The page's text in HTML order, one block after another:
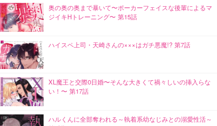
奥の奥の奥まで暴いて〜ポーカーフェイスな後輩によるマ
ジイキHトレーニング〜 第15話
ハイスペ上司・天崎さんの×××はガチ悪魔!? 第7話
XL魔王と交際0日婚〜そんな大きくて禍々しいの挿入らな
い！〜 第17話
ハルくんに全部奪われる～執着系幼なじみとの溺愛性活～